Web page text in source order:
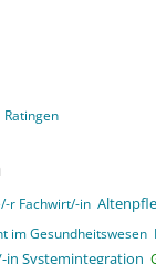
Ratingen
r Fachwirt/-in
im Gesundheitswesen
in Systemintegration